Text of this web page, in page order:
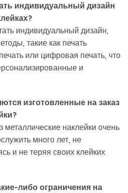
индивидуальный дизайн
индивидуальный дизайн,
такие как печать
или цифровая печать, что
и
изготовленные на заказ
металлические наклейки очень
много лет, не
и не теряя своих клейких
либо ограничения на